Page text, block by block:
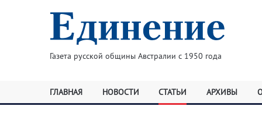
Газета русской общины Австралии с 1950 года
ГЛАВНАЯ НОВОСТИ СТАТЬИ АРХИВЫ